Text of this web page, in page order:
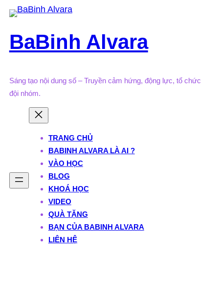
Skip
content
BaBinh Alvara
Sáng tạo nội dung số – Truyền cảm hứng, động lực, tổ chức
đội nhóm.
TRANG CHỦ
BABINH ALVARA LÀ AI ?
VÀO HỌC
BLOG
KHOÁ HỌC
VIDEO
QUÀ TẶNG
BẠN CỦA BABINH ALVARA
LIÊN HỆ